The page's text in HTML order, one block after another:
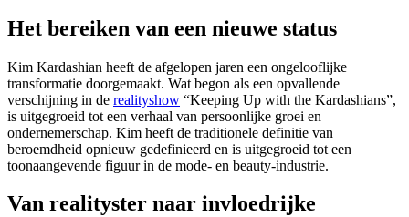
Het bereiken van een nieuwe status
Kim Kardashian heeft de afgelopen jaren een ongelooflijke
transformatie doorgemaakt. Wat begon als een opvallende
verschijning in de realityshow “Keeping Up with the Kardashians”,
is uitgegroeid tot een verhaal van persoonlijke groei en
ondernemerschap. Kim heeft de traditionele definitie van
beroemdheid opnieuw gedefinieerd en is uitgegroeid tot een
toonaangevende figuur in de mode- en beauty-industrie.
Van realityster naar invloedrijke